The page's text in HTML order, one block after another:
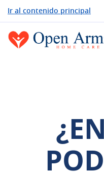
Ir al contenido principal